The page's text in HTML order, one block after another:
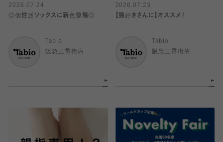
2026.07.24
◎個性派ソックスに新色登場◎
Tabio
阪急三番街店
2026.07.23
【猫好きさんに】オススメ！
Tabio
阪急三番街店